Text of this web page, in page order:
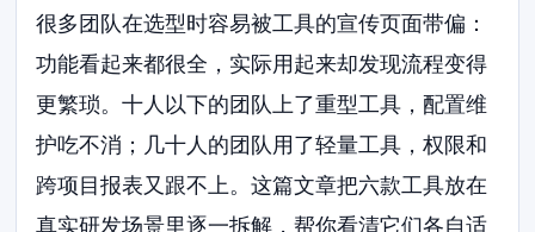
很多团队在选型时容易被工具的宣传页面带偏：
功能看起来都很全，实际用起来却发现流程变得
更繁琐。十人以下的团队上了重型工具，配置维
护吃不消；几十人的团队用了轻量工具，权限和
跨项目报表又跟不上。这篇文章把六款工具放在
真实研发场景里逐一拆解，帮你看清它们各自适